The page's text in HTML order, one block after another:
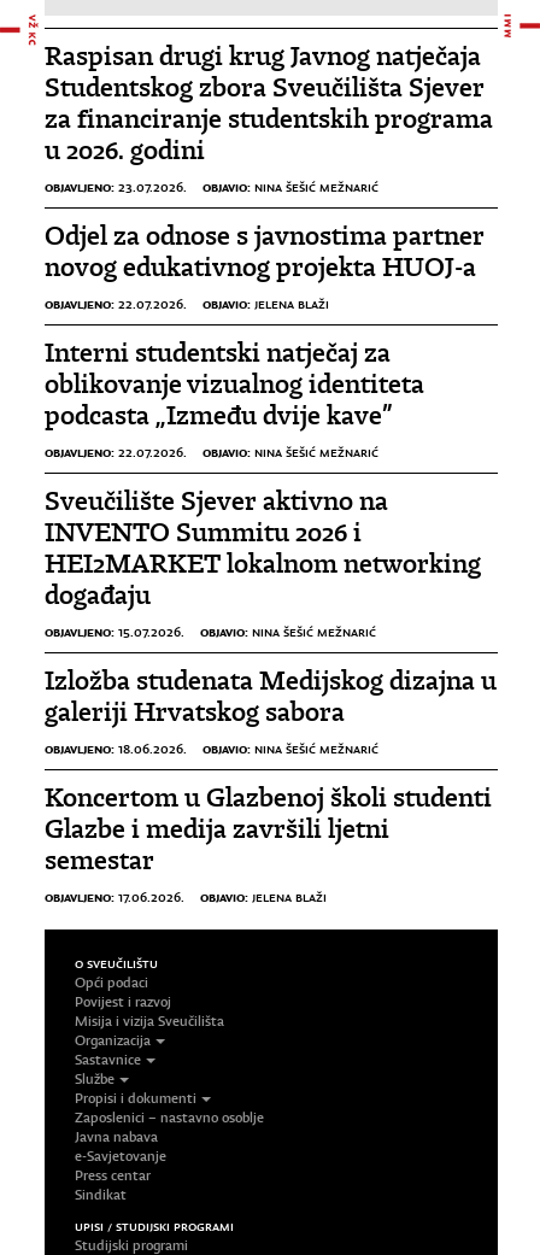
Raspisan drugi krug Javnog natječaja
Studentskog zbora Sveučilišta Sjever
za financiranje studentskih programa
u 2026. godini
OBJAVLJENO: 23.07.2026. OBJAVIO: NINA ŠEŠIĆ MEŽNARIĆ
Odjel za odnose s javnostima partner
novog edukativnog projekta HUOJ-a
OBJAVLJENO: 22.07.2026. OBJAVIO: JELENA BLAŽI
Interni studentski natječaj za
oblikovanje vizualnog identiteta
podcasta „Između dvije kave”
OBJAVLJENO: 22.07.2026. OBJAVIO: NINA ŠEŠIĆ MEŽNARIĆ
Sveučilište Sjever aktivno na
INVENTO Summitu 2026 i
HEI2MARKET lokalnom networking
događaju
OBJAVLJENO: 15.07.2026. OBJAVIO: NINA ŠEŠIĆ MEŽNARIĆ
Izložba studenata Medijskog dizajna u
galeriji Hrvatskog sabora
OBJAVLJENO: 18.06.2026. OBJAVIO: NINA ŠEŠIĆ MEŽNARIĆ
Koncertom u Glazbenoj školi studenti
Glazbe i medija završili ljetni
semestar
OBJAVLJENO: 17.06.2026. OBJAVIO: JELENA BLAŽI
O SVEUČILIŠTU
Opći podaci
Povijest i razvoj
Misija i vizija Sveučilišta
Organizacija
Sastavnice
Službe
Propisi i dokumenti
Zaposlenici – nastavno osoblje
Javna nabava
e-Savjetovanje
Press centar
Sindikat
UPISI / STUDIJSKI PROGRAMI
Studijski programi